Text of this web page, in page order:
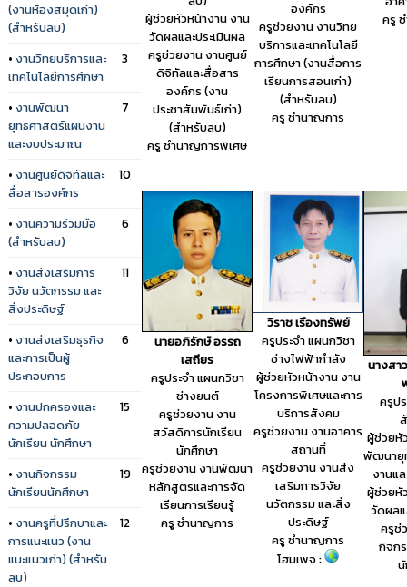
(งานห้องสมุดเก่า)
(สำหรับลบ)
• งานวิทยบริการและ
เทคโนโลยีการศึกษา
3
• งานพัฒนา
ยุทธศาสตร์แผนงาน
และงบประมาณ
7
• งานศูนย์ดิจิทัลและ
สื่อสารองค์กร
10
• งานความร่วมมือ
(สำหรับลบ)
6
• งานส่งเสริมการ
วิจัย นวัตกรรม และ
สิ่งประดิษฐ์
11
• งานส่งเสริมธุรกิจ
และการเป็นผู้
ประกอบการ
6
• งานปกครองและ
ความปลอดภัย
นักเรียน นักศึกษา
15
• งานกิจกรรม
นักเรียนนักศึกษา
19
• งานครูที่ปรึกษาและ
การแนะแนว (งาน
แนะแนวเก่า) (สำหรับ
ลบ)
12
ผู้ช่วยหัวหน้างาน งาน
วัดผลและประเมินผล
ครูช่วยงาน งานศูนย์
ดิจิทัลและสื่อสาร
องค์กร (งาน
ประชาสัมพันธ์เก่า)
(สำหรับลบ)
ครู ชำนาญการพิเศษ
องค์กร
ครูช่วยงาน งานวิทย
บริการและเทคโนโลยี
การศึกษา (งานสื่อการ
เรียนการสอนเก่า)
(สำหรับลบ)
ครู ชำนาญการ
ครู
นายอภิรักษ์ อรรถ
เสถียร
ครูประจำ แผนกวิชา
ช่างยนต์
ครูช่วยงาน งาน
สวัสดิการนักเรียน
นักศึกษา
ครูช่วยงาน งานพัฒนา
หลักสูตรและการจัด
เรียนการเรียนรู้
ครู ชำนาญการ
วิราช เรืองทรัพย์
ครูประจำ แผนกวิชา
ช่างไฟฟ้ากำลัง
ผู้ช่วยหัวหน้างาน งาน
โครงการพิเศษและการ
บริการสังคม
ครูช่วยงาน งานอาคาร
สถานที่
ครูช่วยงาน งานส่ง
เสริมการวิจัย
นวัตกรรม และสิ่ง
ประดิษฐ์
ครู ชำนาญการ
โฮมเพจ :
นางสา
ครูป
ผู้ช่วยหั
พัฒนายุ
งานแ
ผู้ช่วยหั
วัดผลแ
ครูช่
กิจก